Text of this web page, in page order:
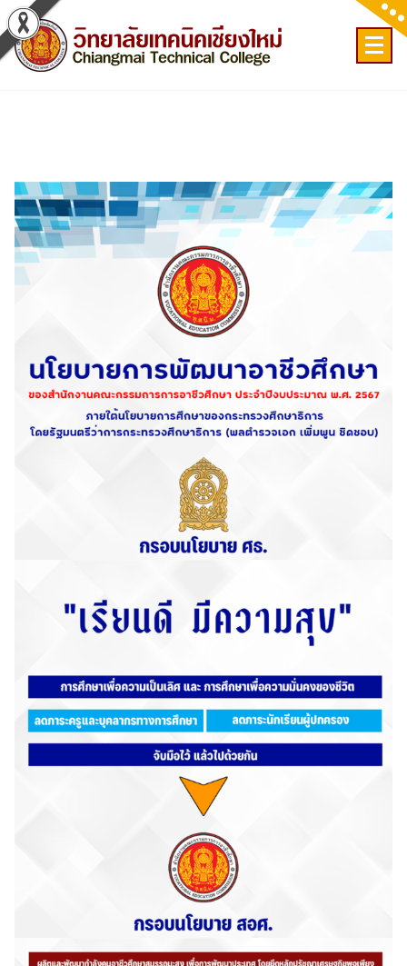
Skip
to
content